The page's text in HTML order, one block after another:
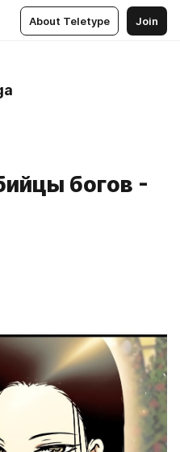
About Teletype Join
богов -